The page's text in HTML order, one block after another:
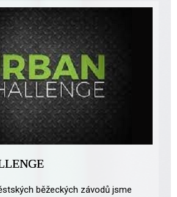
běžeckých závodů jsme